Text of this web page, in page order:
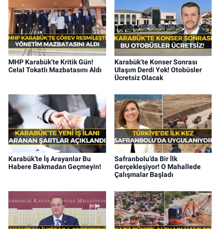
MHP Karabük’te Kritik Gün!
Celal Tokatlı Mazbatasını Aldı
Karabük’te Konser Sonrası
Ulaşım Derdi Yok! Otobüsler
Ücretsiz Olacak
Karabük’te İş Arayanlar Bu
Habere Bakmadan Geçmeyin!
Safranbolu’da Bir İlk
Gerçekleşiyor! O Mahallede
Çalışmalar Başladı